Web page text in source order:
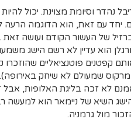
נהדר וסיומת מצוינת. יכול
יחד עם זאת, הוא הדוגמה הרעה
של העשור הקודם ועושה זאת
הוא עדיין לא רשם הישג
קפטנים פוטנציאליים שהוזכרו
שמעולם לא שיחק באירופה).
לא זכה בליגת האלופות, אבל
השיא של ניימאר הוא למעשה
מול גרמניה.